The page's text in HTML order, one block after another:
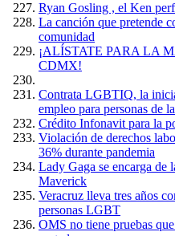
Ryan Gosling , el Ken
La canción que pretende
comunidad
¡ALÍSTATE PARA LA
CDMX!
Contrata LGBTIQ, la
empleo para personas de
Crédito Infonavit para la
Violación de derechos
36% durante pandemia
Lady Gaga se encarga de
Maverick
Veracruz lleva tres años
personas LGBT
OMS no tiene pruebas